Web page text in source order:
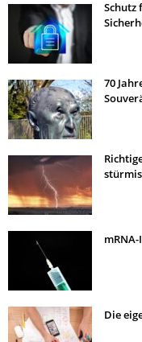
Schutz
70
Die